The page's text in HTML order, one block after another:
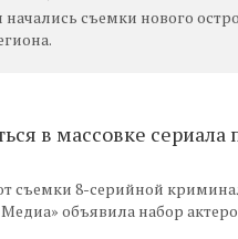
съемки нового
в массовке
съемки 8-серийной
объявила набор